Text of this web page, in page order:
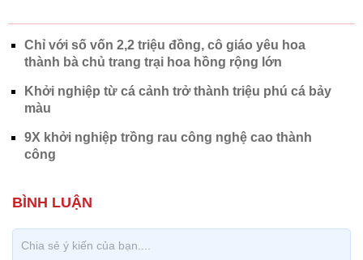
Chỉ với số vốn 2,2 triệu đồng, cô giáo yêu hoa
thành bà chủ trang trại hoa hồng rộng lớn
Khởi nghiệp từ cá cảnh trở thành triệu phú cá bảy
màu
9X khởi nghiệp trồng rau công nghệ cao thành
công